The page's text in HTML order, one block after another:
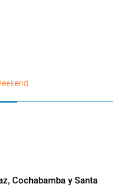
Cochabamba y Santa